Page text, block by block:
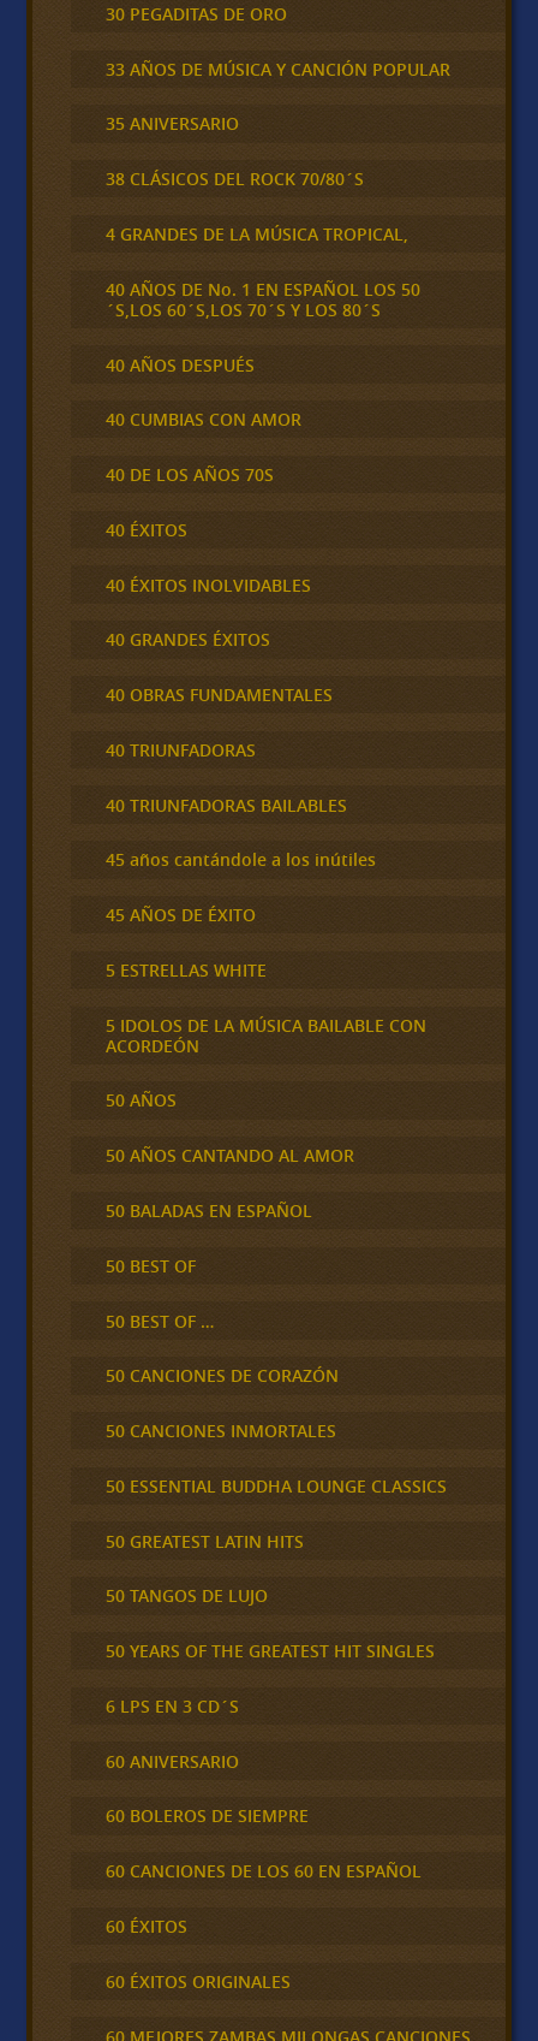
30 PEGADITAS DE ORO
33 AÑOS DE MÚSICA Y CANCIÓN POPULAR
35 ANIVERSARIO
38 CLÁSICOS DEL ROCK 70/80´S
4 GRANDES DE LA MÚSICA TROPICAL,
40 AÑOS DE No. 1 EN ESPAÑOL LOS 50
´S,LOS 60´S,LOS 70´S Y LOS 80´S
40 AÑOS DESPUÉS
40 CUMBIAS CON AMOR
40 DE LOS AÑOS 70S
40 ÉXITOS
40 ÉXITOS INOLVIDABLES
40 GRANDES ÉXITOS
40 OBRAS FUNDAMENTALES
40 TRIUNFADORAS
40 TRIUNFADORAS BAILABLES
45 años cantándole a los inútiles
45 AÑOS DE ÉXITO
5 ESTRELLAS WHITE
5 IDOLOS DE LA MÚSICA BAILABLE CON
ACORDEÓN
50 AÑOS
50 AÑOS CANTANDO AL AMOR
50 BALADAS EN ESPAÑOL
50 BEST OF
50 BEST OF …
50 CANCIONES DE CORAZÓN
50 CANCIONES INMORTALES
50 ESSENTIAL BUDDHA LOUNGE CLASSICS
50 GREATEST LATIN HITS
50 TANGOS DE LUJO
50 YEARS OF THE GREATEST HIT SINGLES
6 LPS EN 3 CD´S
60 ANIVERSARIO
60 BOLEROS DE SIEMPRE
60 CANCIONES DE LOS 60 EN ESPAÑOL
60 ÉXITOS
60 ÉXITOS ORIGINALES
60 MEJORES ZAMBAS MILONGAS CANCIONES